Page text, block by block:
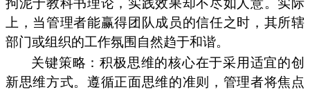
拘泥于教科书理论，实践效果却不尽如人意。实际
上，当管理者能赢得团队成员的信任之时，其所辖
部门或组织的工作氛围自然趋于和谐。
关键策略：积极思维的核心在于采用适宜的创
新思维方式。遵循正面思维的准则，管理者将焦点